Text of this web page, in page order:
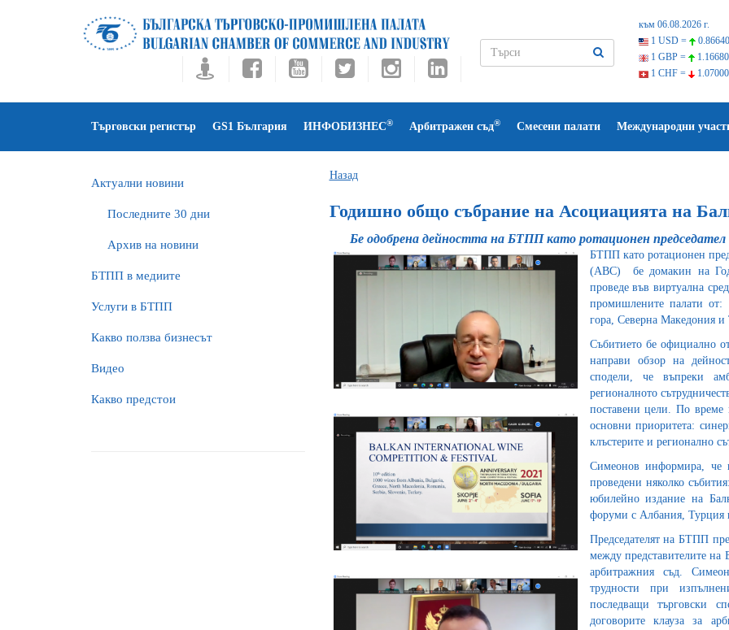
към 06.08.2026 г.
1 USD =
1 GBP =
1 CHF =
Търговски регистър GS1 България ИНФОБИЗНЕС® Арбитражен съд® Смесени палати Международни
Актуални новини
Последните 30 дни
Архив на новини
БTПП в медиите
Услуги в БТПП
Какво ползва бизнесът
Видео
Какво предстои
Назад
Годишно общо събрание на Асоциацията на
Бе одобрена дейността на БТПП като ротационен
БТПП като ротационен
(ABC) бе домакин на
проведе във виртуална
промишлените палати
гора, Северна Македония и
Събитието бе официално
направи обзор на
сподели, че въпреки
регионалното
поставени цели. По време
основни приоритета:
клъстерите и регионално
Симеонов информира, че
проведени няколко
юбилейно издание на
форуми с Албания, Турция
Председателят на БТПП
между представителите на
арбитражния съд.
трудности при
последващи търговски
договорите клауза за